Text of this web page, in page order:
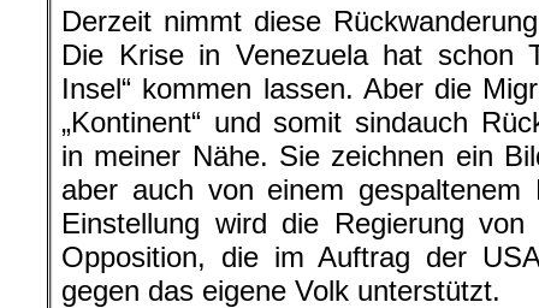
Derzeit nimmt diese
Die Krise in Venezuela hat schon
Insel“ kommen lassen. Aber die
„Kontinent“ und somit sindauch
in meiner Nähe. Sie zeichnen ein
aber auch von einem
Einstellung wird die Regierung
Opposition, die im Auftrag der
gegen das eigene Volk unterstützt.